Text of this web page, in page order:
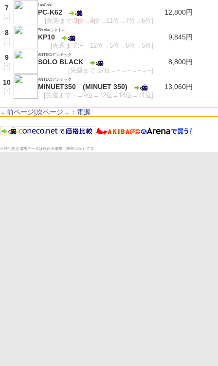
7
[↓]
LanCool
PC-K62
[先週まで:3位 →4位 →11位→7位→6位]
12,800円
8
[↓]
Shuttle/シャトル
KP10
[先週まで:−→12位→5位→6位→5位]
9,845円
9
[↑]
ANTEC/アンテック
SOLO BLACK
[先週まで:17位→−→−→−→−]
8,800円
10
[↑]
ANTEC/アンテック
MINUET350 (MINUET 350)
[先週まで:−→9位→12位→14位→11位]
13,060円
←前ページ|次ページ→：電源
※特記無き価格データは税込み価格（税率=5％）です。